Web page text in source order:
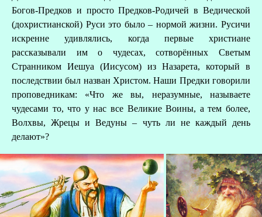
Богов-Предков и просто Предков-Родичей в Ведической
(дохристианской) Руси это было – нормой жизни. Русичи
искренне удивлялись, когда первые христиане
рассказывали им о чудесах, сотворённых Светым
Странником Иешуа (Иисусом) из Назарета, который в
последствии был назван Христом. Наши Предки говорили
проповедникам: «Что же вы, неразумные, называете
чудесами то, что у нас все Великие Воины, а тем более,
Волхвы, Жрецы и Ведуны – чуть ли не каждый день
делают»?